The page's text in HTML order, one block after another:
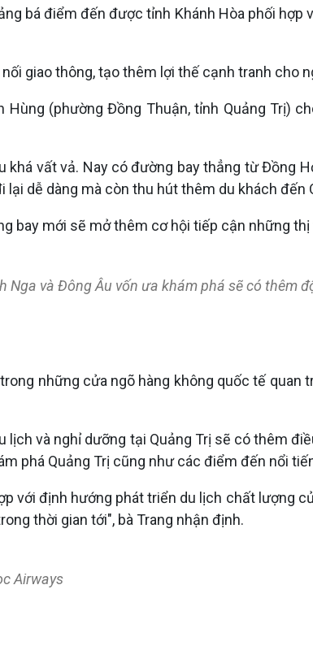
bá điểm đến được tỉnh Khánh Hòa phối hợp
giao thông, tạo thêm lợi thế cạnh tranh cho
(phường Đồng Thuận, tỉnh Quảng Trị)
vất vả. Nay có đường bay thẳng từ Đồng
dễ dàng mà còn thu hút thêm du khách đến
bay mới sẽ mở thêm cơ hội tiếp cận những
và Đông Âu vốn ưa khám phá sẽ có thêm
những cửa ngõ hàng không quốc tế
và nghỉ dưỡng tại Quảng Trị sẽ có thêm
phá Quảng Trị cũng như các điểm đến nổi
với định hướng phát triển du lịch chất lượng
thời gian tới", bà Trang nhận định.
Airways